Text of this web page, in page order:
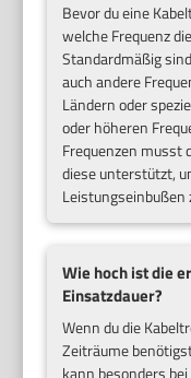
Bevor du eine
welche Frequenz
Standardmäßig
auch andere
Ländern oder
oder höheren
Frequenzen musst
diese unterstützt,
Leistungseinbußen
Wie hoch ist die
Einsatzdauer?
Wenn du die
Zeiträume
kann besonders